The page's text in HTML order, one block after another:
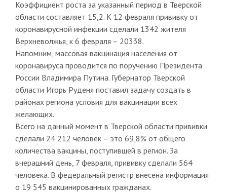
Коэффициент роста за указанный период в Тверской
области составляет 15,2. К 12 февраля прививку от
коронавирусной инфекции сделали 1342 жителя
Верхневолжья, к 6 февраля – 20338.
Напомним, массовая вакцинация населения от
коронавируса проводится по поручению Президента
России Владимира Путина. Губернатор Тверской
области Игорь Руденя поставил задачу создать в
районах региона условия для вакцинации всех
желающих.
Всего на данный момент в Тверской области прививки
сделали 24 212 человек – это 69,8% от общего
количества вакцины, поступившей в регион. За
вчерашний день, 7 февраля, прививку сделали 564
человека. В федеральный регистр внесена информация
о 19 545 вакцинированных гражданах.